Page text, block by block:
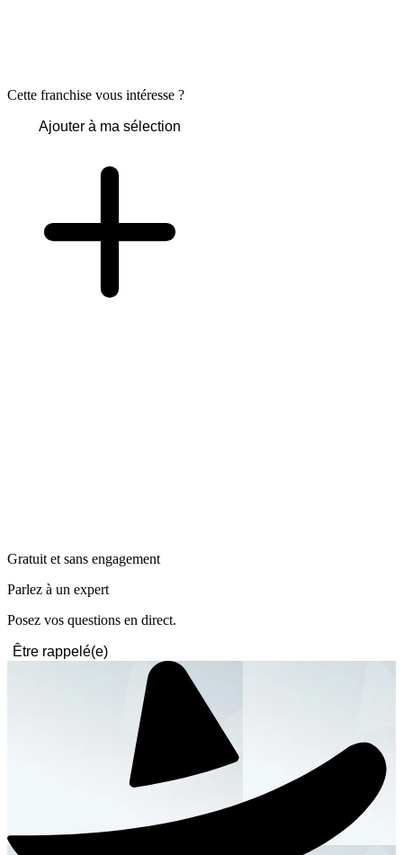
Cette franchise vous intéresse ?
Ajouter à ma sélection
Gratuit et sans engagement
Parlez à un expert
Posez vos questions en direct.
Être rappelé(e)